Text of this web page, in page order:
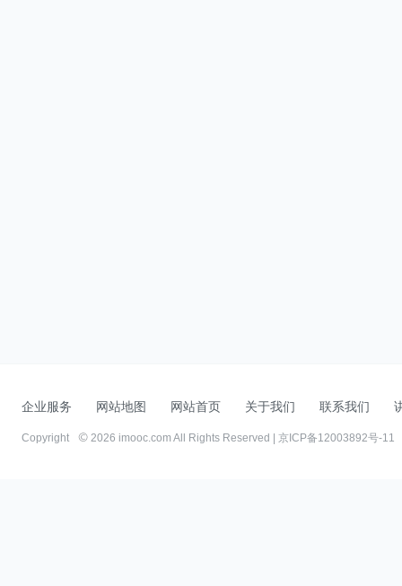
企业服务 网站地图 网站首页 关于我们 联系我们
Copyright 2026 imooc.com All Rights Reserved | 京ICP备12003892号-11